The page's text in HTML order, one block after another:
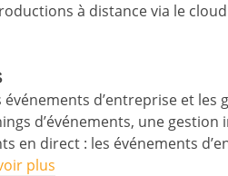
à distance via le
d’entreprise et
d’événements, une
en direct : les événements
plus